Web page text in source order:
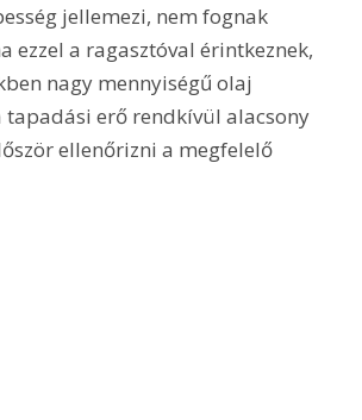
jellemezi, nem fognak
ezzel a ragasztóval érintkeznek,
nagy mennyiségű olaj
erő rendkívül alacsony
ellenőrizni a megfelelő